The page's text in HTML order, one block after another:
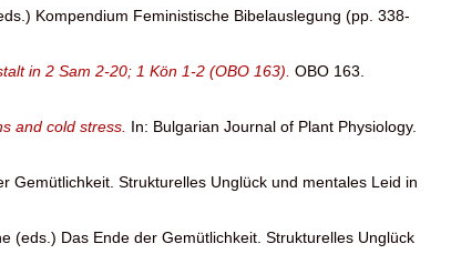
Kompendium Feministische Bibelauslegung (pp. 338-
in 2 Sam 2-20; 1 Kön 1-2 (OBO 163). OBO 163.
and cold stress. In: Bulgarian Journal of Plant Physiology.
Gemütlichkeit. Strukturelles Unglück und mentales Leid in
(eds.) Das Ende der Gemütlichkeit. Strukturelles Unglück